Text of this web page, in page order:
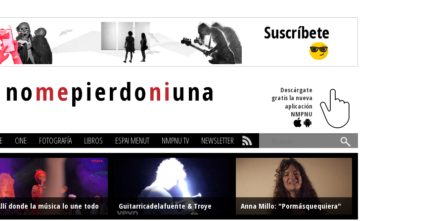
nomepierdoniuna
Descárgate
gratis la nueva
aplicación
NMPNU
CINE FOTOGRAFÍA LIBROS ESPAI MENUT NMPNU TV NEWSLETTER
Buscar
donde la música lo une todo
Guitarricadelafuente & Troye
Anna Millo: "Pormásquequiera"